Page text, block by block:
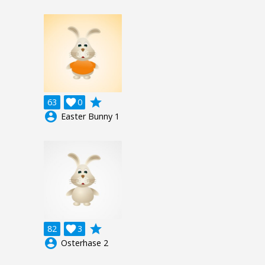
63 0

grade
account_circle Easter Bunny 1
82 3

grade
account_circle Osterhase 2